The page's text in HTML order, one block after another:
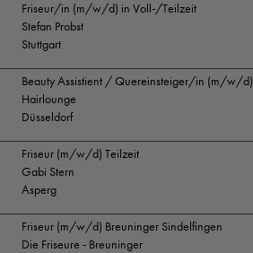
Friseur/in (m/w/d) in Voll-/Teilzeit
Stefan Probst
Stuttgart
Beauty Assistient / Quereinsteiger/in (m/w/d)
Hairlounge
Düsseldorf
Friseur (m/w/d) Teilzeit
Gabi Stern
Asperg
Friseur (m/w/d) Breuninger Sindelfingen
Die Friseure - Breuninger